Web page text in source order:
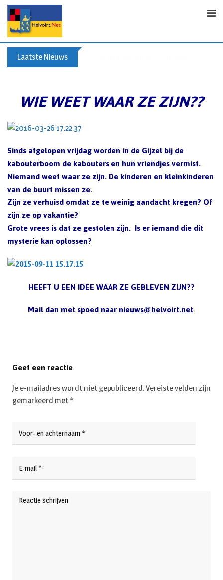
p
Laatste Nieuws
WIE WEET WAAR ZE ZIJN??
Sinds afgelopen vrijdag worden in de Gijzel bij de
kabouterboom de kabouters en hun vriendjes vermist.
Niemand weet waar ze zijn. De kinderen en kleinkinderen
van de buurt missen ze.
Zijn ze verhuisd omdat ze te weinig aandacht kregen? Of
zijn ze op vakantie?
Grote vrees is dat ze gestolen zijn. Is er iemand die dit
mysterie kan oplossen?
HEEFT U EEN IDEE WAAR ZE GEBLEVEN ZIJN??
Mail dan met spoed naarnieuws@helvoirt.net
Geef een reactie
Je e-mailadres wordt niet gepubliceerd.Vereiste velden zijn
gemarkeerd met *